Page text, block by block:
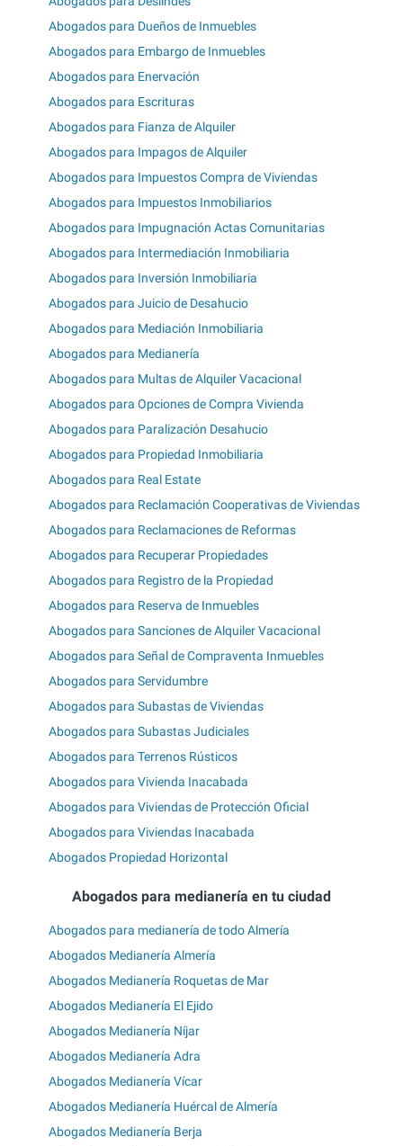
Abogados para Dueños de Inmuebles
Abogados para Embargo de Inmuebles
Abogados para Enervación
Abogados para Escrituras
Abogados para Fianza de Alquiler
Abogados para Impagos de Alquiler
Abogados para Impuestos Compra de Viviendas
Abogados para Impuestos Inmobiliarios
Abogados para Impugnación Actas Comunitarias
Abogados para Intermediación Inmobiliaria
Abogados para Inversión Inmobiliaria
Abogados para Juicio de Desahucio
Abogados para Mediación Inmobiliaria
Abogados para Medianería
Abogados para Multas de Alquiler Vacacional
Abogados para Opciones de Compra Vivienda
Abogados para Paralización Desahucio
Abogados para Propiedad Inmobiliaria
Abogados para Real Estate
Abogados para Reclamación Cooperativas de Viviendas
Abogados para Reclamaciones de Reformas
Abogados para Recuperar Propiedades
Abogados para Registro de la Propiedad
Abogados para Reserva de Inmuebles
Abogados para Sanciones de Alquiler Vacacional
Abogados para Señal de Compraventa Inmuebles
Abogados para Servidumbre
Abogados para Subastas de Viviendas
Abogados para Subastas Judiciales
Abogados para Terrenos Rústicos
Abogados para Vivienda Inacabada
Abogados para Viviendas de Protección Oficial
Abogados para Viviendas Inacabada
Abogados Propiedad Horizontal
Abogados para medianería en tu ciudad
Abogados para medianería de todo Almería
Abogados Medianería Almería
Abogados Medianería Roquetas de Mar
Abogados Medianería El Ejido
Abogados Medianería Níjar
Abogados Medianería Adra
Abogados Medianería Vícar
Abogados Medianería Huércal de Almería
Abogados Medianería Berja